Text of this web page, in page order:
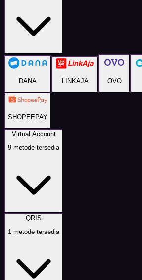
DANA LINKAJA OVO
SHOPEEPAY
Virtual Account
9 metode tersedia
QRIS
1 metode tersedia